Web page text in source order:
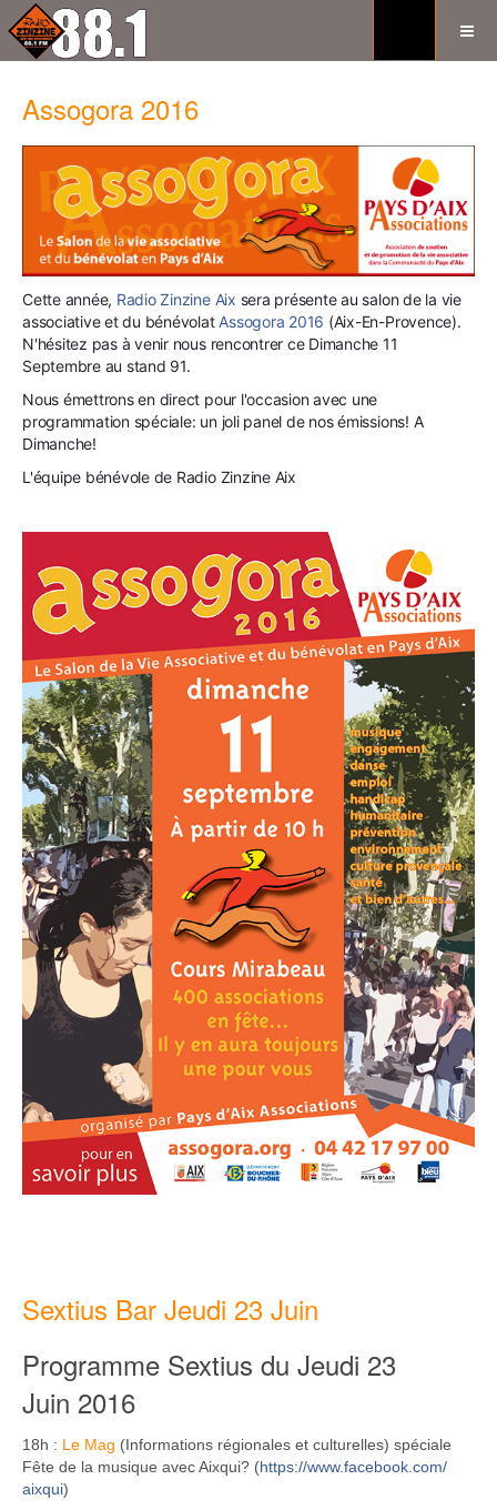
Assogora 2016
Cette année, Radio Zinzine Aix sera présente au salon de la vie
associative et du bénévolat Assogora 2016 (Aix-En-Provence).
N'hésitez pas à venir nous rencontrer ce Dimanche 11
Septembre au stand 91.
Nous émettrons en direct pour l'occasion avec une
programmation spéciale: un joli panel de nos émissions! A
Dimanche!
L'équipe bénévole de Radio Zinzine Aix
Sextius Bar Jeudi 23 Juin
Programme Sextius du Jeudi 23
Juin 2016
18h : Le Mag (Informations régionales et culturelles) spéciale
Fête de la musique avec Aixqui? (https://www.facebook.com/
aixqui)